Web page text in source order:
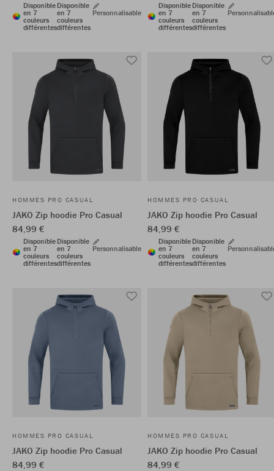
Disponible
en 7
couleurs
différentes
Disponible
en 7
couleurs
différentes
Personnalisable
Disponible
en 7
couleurs
différentes
Disponible
en 7
couleurs
différentes
HOMMES PRO CASUAL
JAKO Zip hoodie Pro Casual
84,99 €
Disponible
en 7
couleurs
différentes
Disponible
en 7
couleurs
différentes
Personnalisable
HOMMES PRO CASUAL
JAKO Zip hoodie Pro Casual
84,99 €
Disponible
en 7
couleurs
différentes
Disponible
en 7
couleurs
différentes
HOMMES PRO CASUAL
JAKO Zip hoodie Pro Casual
84,99 €
HOMMES PRO CASUAL
JAKO Zip hoodie Pro Casual
84,99 €